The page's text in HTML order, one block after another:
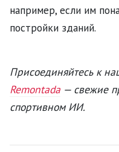
например, если им
постройки зданий.
Присоединяйтесь к
Remontada — свежие
спортивном ИИ.